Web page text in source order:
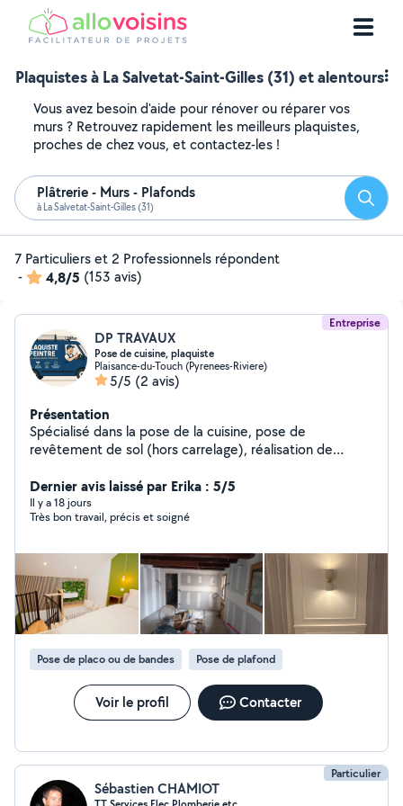
Plaquistes à La Salvetat-Saint-Gilles (31) et alentours
Vous avez besoin d'aide pour rénover ou réparer vos
murs ? Retrouvez rapidement les meilleurs plaquistes,
proches de chez vous, et contactez-les !
Plâtrerie - Murs - Plafonds
à La Salvetat-Saint-Gilles (31)
7 Particuliers et 2 Professionnels répondent
-
4,8/5 (153 avis)
Entreprise
DP TRAVAUX
Pose de cuisine, plaquiste
Plaisance-du-Touch (Pyrenees-Riviere)
5/5 (2 avis)
Présentation
Spécialisé dans la pose de la cuisine, pose de
revêtement de sol (hors carrelage), réalisation de
dressing, peinture
Dernier avis laissé par Erika : 5/5
Il y a 18 jours
Très bon travail, précis et soigné
Pose de placo ou de bandes Pose de plafond
Voir le profil Contacter
Particulier
Sébastien CHAMIOT